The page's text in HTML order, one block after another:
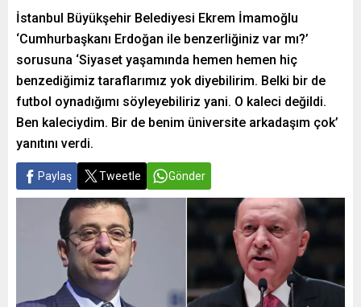
İstanbul Büyükşehir Belediyesi Ekrem İmamoğlu
‘Cumhurbaşkanı Erdoğan ile benzerliğiniz var mı?’
sorusuna ‘Siyaset yaşamında hemen hemen hiç
benzediğimiz taraflarımız yok diyebilirim. Belki bir de
futbol oynadığımı söyleyebiliriz yani. O kaleci değildi.
Ben kaleciydim. Bir de benim üniversite arkadaşım çok’
yanıtını verdi.
Paylaş Tweetle Gönder